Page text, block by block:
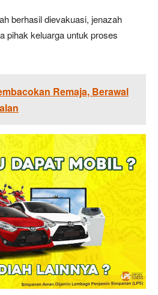
berhasil dievakuasi, jenazah
pihak keluarga untuk proses
Remaja, Berawal